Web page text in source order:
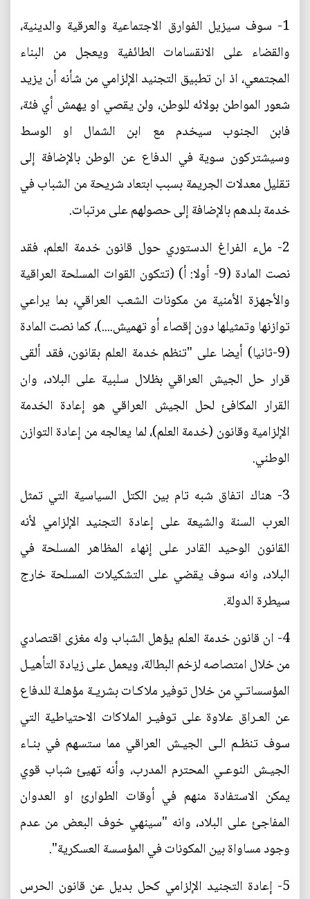
1- سوف سيزيل الفوارق الاجتماعية والعرقية والدينية،
والقضاء على الانقسامات الطائفية ويعجل من البناء
المجتمعي، اذ ان تطبيق التجنيد الإلزامي من شأنه أن يزيد
شعور المواطن بولائه للوطن، ولن يقصي او يهمش أي فئة،
فابن الجنوب سيخدم مع ابن الشمال او الوسط
وسيشتركون سوية في الدفاع عن الوطن بالإضافة إلى
تقليل معدلات الجريمة بسبب ابتعاد شريحة من الشباب في
خدمة بلدهم بالإضافة إلى حصولهم على مرتبات.
2- ملء الفراغ الدستوري حول قانون خدمة العلم، فقد
نصت المادة (9- أولا: أ) (تتكون القوات المسلحة العراقية
والأجهزة الأمنية من مكونات الشعب العراقي، بما يراعي
توازنها وتمثيلها دون إقصاء أو تهميش....)، كما نصت المادة
(9-ثانيا) أيضا على "تنظم خدمة العلم بقانون، فقد ألقى
قرار حل الجيش العراقي بظلال سلبية على البلاد، وان
القرار المكافئ لحل الجيش العراقي هو إعادة الخدمة
الإلزامية وقانون (خدمة العلم)، لما يعالجه من إعادة التوازن
الوطني.
3- هناك اتفاق شبه تام بين الكتل السياسية التي تمثل
العرب السنة والشيعة على إعادة التجنيد الإلزامي لأنه
القانون الوحيد القادر على إنهاء المظاهر المسلحة في
البلاد، وانه سوف يقضي على التشكيلات المسلحة خارج
سيطرة الدولة.
4- ان قانون خدمة العلم يؤهل الشباب وله مغزى اقتصادي
من خلال امتصاصه لزخم البطالة، ويعمل على زيادة التأهيـل
المؤسساتـي من خلال توفير ملاكـات بشريـة مؤهلـة للدفاع
عن العـراق علاوة على توفيـر الملاكات الاحتياطية التي
سوف تنظـم الـى الجيـش العراقي مما ستسهم في بنـاء
الجيـش النوعـي المحترم المدرب، وأنه تهيئ شباب قوي
يمكن الاستفادة منهم في أوقات الطوارئ او العدوان
المفاجئ على البلاد، وانه "سينهي خوف البعض من عدم
وجود مساواة بين المكونات في المؤسسة العسكرية".
5- إعادة التجنيد الإلزامي كحل بديل عن قانون الحرس